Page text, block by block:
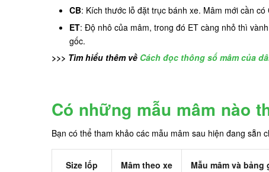
CB: Kích thước lỗ đặt trục bánh xe. Mâm mới cần
ET: Độ nhô của mâm, trong đó ET càng nhỏ thì
gốc.
>>> Tìm hiểu thêm về Cách đọc thông số mâm của
Có những mẫu mâm nào
Bạn có thể tham khảo các mẫu mâm sau hiện đang sẵn
Size lốp Mâm theo xe Mẫu mâm và bảng